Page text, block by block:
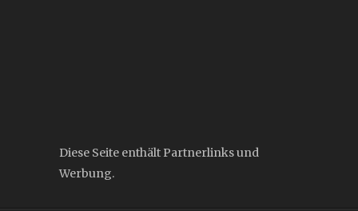
Diese Seite enthält Partnerlinks und
Werbung.